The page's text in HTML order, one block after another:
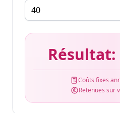
Résultat:
Coûts fixes
Retenues sur